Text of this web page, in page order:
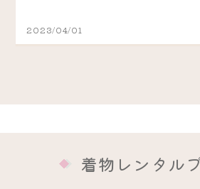
2023/04/01
着物レンタル